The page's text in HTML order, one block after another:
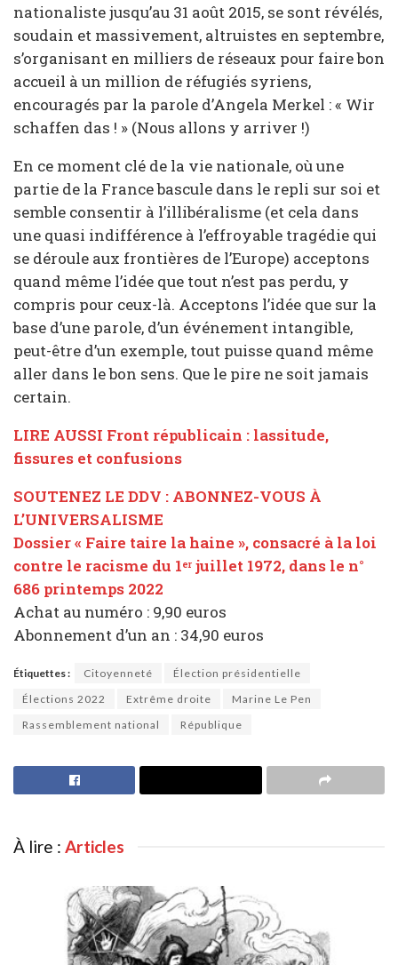
nationaliste jusqu’au 31 août 2015, se sont révélés,
soudain et massivement, altruistes en septembre,
s’organisant en milliers de réseaux pour faire bon
accueil à un million de réfugiés syriens,
encouragés par la parole d’Angela Merkel : « Wir
schaffen das ! » (Nous allons y arriver !)
En ce moment clé de la vie nationale, où une
partie de la France bascule dans le repli sur soi et
semble consentir à l’illibéralisme (et cela dans
une quasi indifférence à l’effroyable tragédie qui
se déroule aux frontières de l’Europe) acceptons
quand même l’idée que tout n’est pas perdu, y
compris pour ceux-là. Acceptons l’idée que sur la
base d’une parole, d’un événement intangible,
peut-être d’un exemple, tout puisse quand même
aller dans le bon sens. Que le pire ne soit jamais
certain.
LIRE AUSSI Front républicain : lassitude,
fissures et confusions
SOUTENEZ LE DDV : ABONNEZ-VOUS À
L’UNIVERSALISME
Dossier « Faire taire la haine », consacré à la loi
contre le racisme du 1er juillet 1972, dans le n°
686 printemps 2022
Achat au numéro : 9,90 euros
Abonnement d’un an : 34,90 euros
Étiquettes : Citoyenneté
Élection présidentielle
Élections 2022
Extrême droite
Marine Le Pen
Rassemblement national
République
À lire : Articles